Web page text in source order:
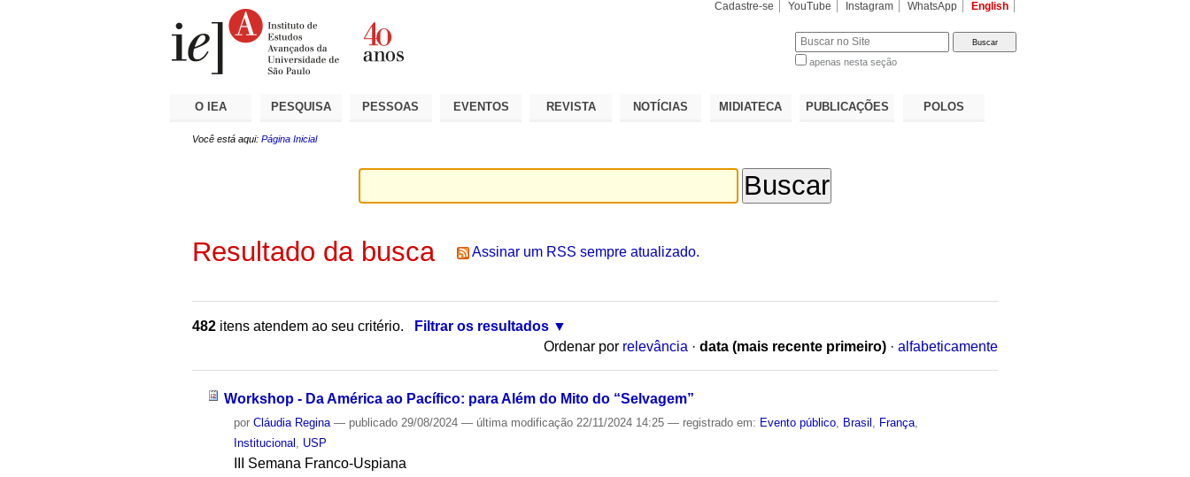
Cadastre-se YouTube Instagram WhatsApp English
apenas nesta seção
O IEA PESQUISA PESSOAS EVENTOS REVISTA NOTÍCIAS MIDIATECA PUBLICAÇÕES POLOS
Você está aqui: Página Inicial
Resultado da busca Assinar um RSS sempre atualizado.
482 itens atendem ao seu critério.
Filtrar os resultados
Ordenar por relevância · data (mais recente primeiro) · alfabeticamente
Workshop - Da América ao Pacífico: para Além do Mito do “Selvagem”
porCláudia Regina — publicado 29/08/2024— última modificação 22/11/2024 14:25— registrado em: Evento público Brasil França
Institucional
USP
III Semana Franco-Uspiana